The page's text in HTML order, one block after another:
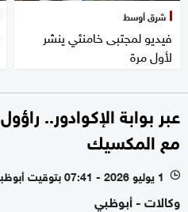
شرق أوسط
فيديو لمجتبى خامنئي ينشر
لأول مرة
عبر بوابة الإكوادور..
مع المكسيك
l 1 يوليو 2026 - 07:41 بتوقيت أبوظبي
وكالات - أبوظبي